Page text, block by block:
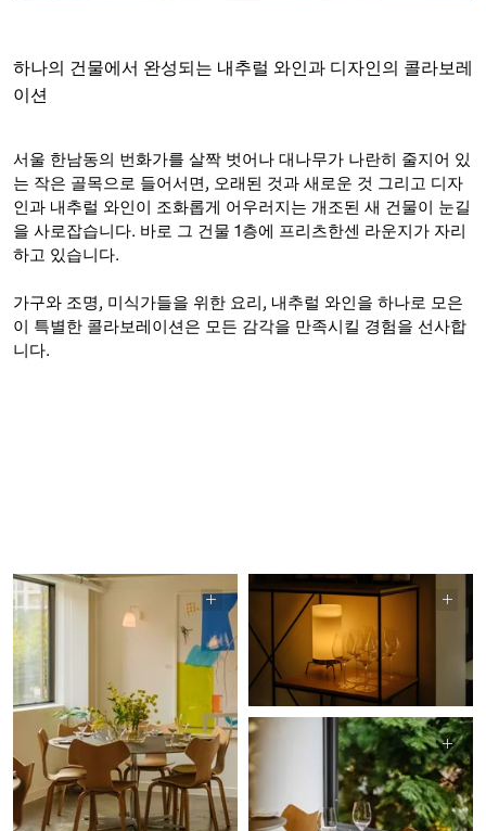
하나의 건물에서 완성되는 내추럴 와인과 디자인의 콜라보레
이션
서울 한남동의 번화가를 살짝 벗어나 대나무가 나란히 줄지어 있
는 작은 골목으로 들어서면, 오래된 것과 새로운 것 그리고 디자
인과 내추럴 와인이 조화롭게 어우러지는 개조된 새 건물이 눈길
을 사로잡습니다. 바로 그 건물 1층에 프리츠한센 라운지가 자리
하고 있습니다.
가구와 조명, 미식가들을 위한 요리, 내추럴 와인을 하나로 모은
이 특별한 콜라보레이션은 모든 감각을 만족시킬 경험을 선사합
니다.